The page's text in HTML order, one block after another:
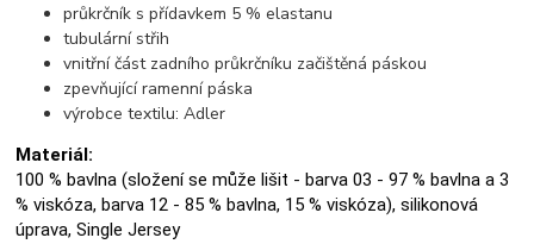
průkrčník s přídavkem 5 % elastanu
tubulární střih
vnitřní část zadního průkrčníku začištěná páskou
zpevňující ramenní páska
výrobce textilu: Adler
Materiál:
100 % bavlna (složení se může lišit - barva 03 - 97 % bavlna a 3
% viskóza, barva 12 - 85 % bavlna, 15 % viskóza), silikonová
úprava, Single Jersey